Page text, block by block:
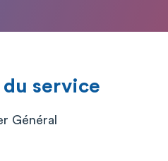
service
Général